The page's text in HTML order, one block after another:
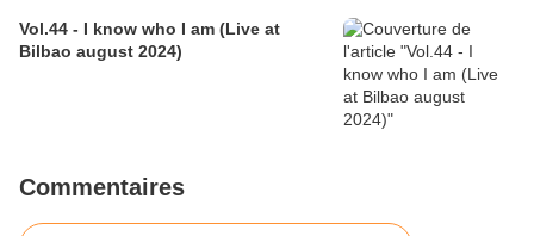
Vol.44 - I know who I am (Live at
Bilbao august 2024)
Commentaires